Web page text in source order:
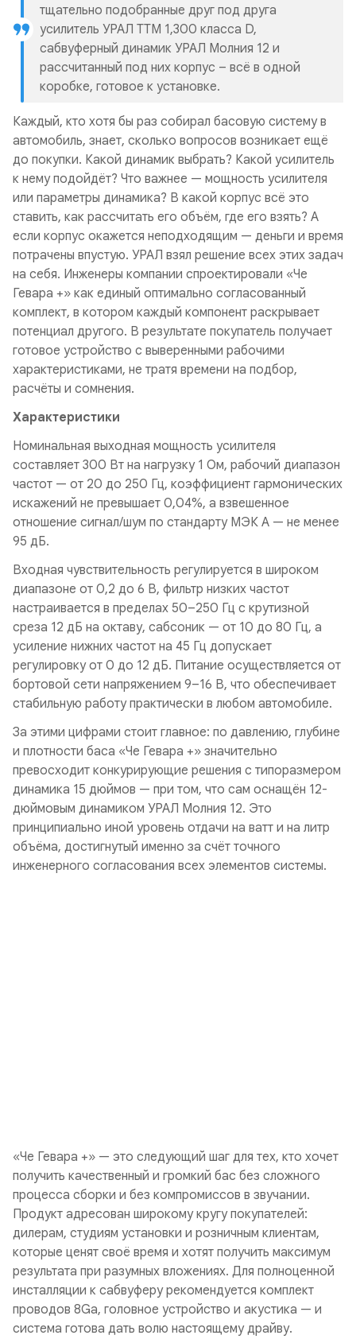
тщательно подобранные друг под друга
усилитель УРАЛ ТТМ 1,300 класса D,
сабвуферный динамик УРАЛ Молния 12 и
рассчитанный под них корпус – всё в одной
коробке, готовое к установке.
Каждый, кто хотя бы раз собирал басовую систему в
автомобиль, знает, сколько вопросов возникает ещё
до покупки. Какой динамик выбрать? Какой усилитель
к нему подойдёт? Что важнее — мощность усилителя
или параметры динамика? В какой корпус всё это
ставить, как рассчитать его объём, где его взять? А
если корпус окажется неподходящим — деньги и время
потрачены впустую. УРАЛ взял решение всех этих задач
на себя. Инженеры компании спроектировали «Че
Гевара +» как единый оптимально согласованный
комплект, в котором каждый компонент раскрывает
потенциал другого. В результате покупатель получает
готовое устройство с выверенными рабочими
характеристиками, не тратя времени на подбор,
расчёты и сомнения.
Характеристики
Номинальная выходная мощность усилителя
составляет 300 Вт на нагрузку 1 Ом, рабочий диапазон
частот — от 20 до 250 Гц, коэффициент гармонических
искажений не превышает 0,04%, а взвешенное
отношение сигнал/шум по стандарту МЭК А — не менее
95 дБ.
Входная чувствительность регулируется в широком
диапазоне от 0,2 до 6 В, фильтр низких частот
настраивается в пределах 50–250 Гц с крутизной
среза 12 дБ на октаву, сабсоник — от 10 до 80 Гц, а
усиление нижних частот на 45 Гц допускает
регулировку от 0 до 12 дБ. Питание осуществляется от
бортовой сети напряжением 9–16 В, что обеспечивает
стабильную работу практически в любом автомобиле.
За этими цифрами стоит главное: по давлению, глубине
и плотности баса «Че Гевара +» значительно
превосходит конкурирующие решения с типоразмером
динамика 15 дюймов — при том, что сам оснащён 12-
дюймовым динамиком УРАЛ Молния 12. Это
принципиально иной уровень отдачи на ватт и на литр
объёма, достигнутый именно за счёт точного
инженерного согласования всех элементов системы.
«Че Гевара +» — это следующий шаг для тех, кто хочет
получить качественный и громкий бас без сложного
процесса сборки и без компромиссов в звучании.
Продукт адресован широкому кругу покупателей:
дилерам, студиям установки и розничным клиентам,
которые ценят своё время и хотят получить максимум
результата при разумных вложениях. Для полноценной
инсталляции к сабвуферу рекомендуется комплект
проводов 8Ga, головное устройство и акустика — и
система готова дать волю настоящему драйву.